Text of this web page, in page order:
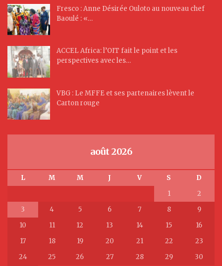
Fresco : Anne Désirée Ouloto au nouveau chef
Baoulé : «…
ACCEL Africa: l’OIT fait le point et les
perspectives avec les…
VBG : Le MFFE et ses partenaires lèvent le
Carton rouge
août 2026
L M M J V S
D
1
2
3
4 5 6 7 8
9
10
11 12 13 14 15
16
17
18 19 20 21 22
23
24
25 26 27 28 29 30